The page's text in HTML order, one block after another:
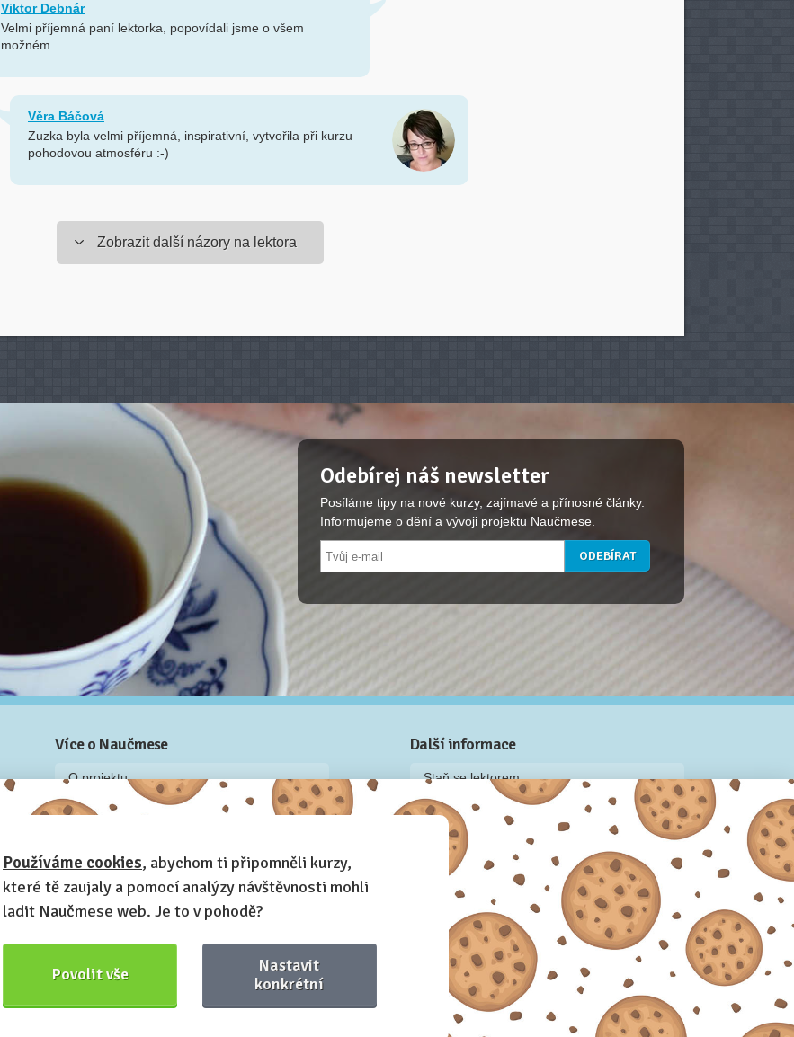
Viktor Debnár
Velmi příjemná paní lektorka, popovídali jsme o všem
možném.
Věra Báčová
Zuzka byla velmi příjemná, inspirativní, vytvořila při kurzu
pohodovou atmosféru :-)
Zobrazit další názory na lektora
Odebírej náš newsletter
Posíláme tipy na nové kurzy, zajímavé a přínosné články.
Informujeme o dění a vývoji projektu Naučmese.
Více o Naučmese
O projektu
Blog: recenze z kurzů, rozhovory a články
Příběh Naučmese
Naučmese festivaly
Náš systém pro vaši firmu
Prostory pro pořádání kurzů
Kontakt a fakturační údaje
Další informace
Staň se lektorem
Video: Jak připravit kurz na Naučmese
Často kladené dotazy
Dárkové poukazy
Podmínky užívání
Obchodní podmínky
Zásady používání cookie souborů
Pravidla ochrany osobních údajů
Používáme cookies, abychom ti připomněli kurzy,
které tě zaujaly a pomocí analýzy návštěvnosti mohli
ladit Naučmese web. Je to v pohodě?
Povolit vše
Nastavit
konkrétní